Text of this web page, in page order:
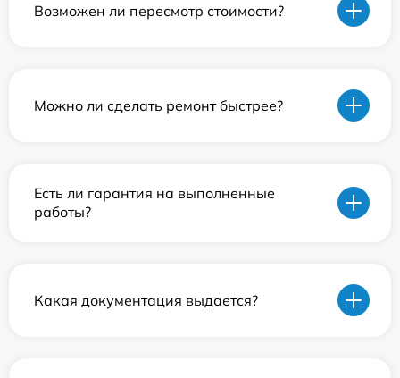
Возможен ли пересмотр стоимости?
Можно ли сделать ремонт быстрее?
Есть ли гарантия на выполненные
работы?
Какая документация выдается?